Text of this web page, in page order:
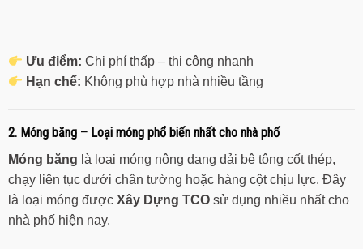
Ưu điểm: Chi phí thấp – thi công nhanh
Hạn chế: Không phù hợp nhà nhiều tầng
2. Móng băng – Loại móng phổ biến nhất cho nhà phố
Móng băng là loại móng nông dạng dải bê tông cốt thép,
chạy liên tục dưới chân tường hoặc hàng cột chịu lực. Đây
là loại móng được Xây Dựng TCO sử dụng nhiều nhất cho
nhà phố hiện nay.